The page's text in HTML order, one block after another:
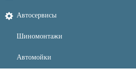
Автосервисы
Шиномонтажи
Автомойки